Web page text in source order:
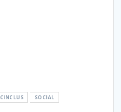
CINCLUS SOCIAL